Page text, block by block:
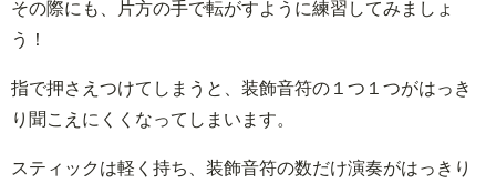
その際にも、片方の手で転がすように練習してみましょ
う！
指で押さえつけてしまうと、装飾音符の１つ１つがはっき
り聞こえにくくなってしまいます。
スティックは軽く持ち、装飾音符の数だけ演奏がはっきり